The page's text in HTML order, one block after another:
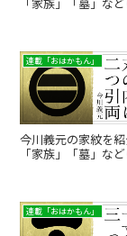
連載「おはかもん」
今川義元の家紋を
「家族」「墓」な
連載「おはかもん」